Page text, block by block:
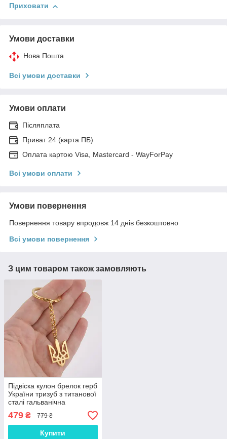
Приховати
Умови доставки
Нова Пошта
Всі умови доставки
Умови оплати
Післяплата
Приват 24 (карта ПБ)
Оплата картою Visa, Mastercard - WayForPay
Всі умови оплати
Умови повернення
Повернення товару впродовж 14 днів безкоштовно
Всі умови повернення
З цим товаром також замовляють
Підвіска кулон брелок герб
України тризуб з титанової
сталі гальванічна
карат (19,9*30,2мм)
479 ₴ 779 ₴
Купити